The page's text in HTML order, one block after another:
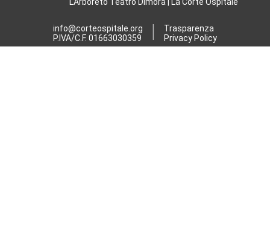
info@corteospitale.org
P.IVA/C.F. 01663030359
Trasparenza
Privacy Policy